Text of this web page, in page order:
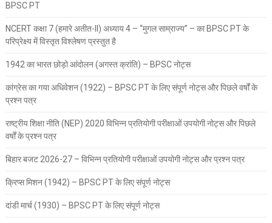
BPSC PT
NCERT कक्षा 7 (हमारे अतीत-II) अध्याय 4 – “मुगल साम्राज्य” – का BPSC PT के
परिप्रेक्ष्य में विस्तृत विश्लेषण प्रस्तुत है
1942 का भारत छोड़ो आंदोलन (अगस्त क्रांति) – BPSC नोट्स
कांग्रेस का गया अधिवेशन (1922) – BPSC PT के लिए संपूर्ण नोट्स और पिछले वर्षों के
प्रश्न पत्र
राष्ट्रीय शिक्षा नीति (NEP) 2020 विभिन्न प्रतियोगी परीक्षाओं उपयोगी नोट्स और पिछले
वर्षों के प्रश्न पत्र
बिहार बजट 2026-27 – विभिन्न प्रतियोगी परीक्षाओं उपयोगी नोट्स और प्रश्न पत्र
क्रिप्स मिशन (1942) – BPSC PT के लिए संपूर्ण नोट्स
दांडी मार्च (1930) – BPSC PT के लिए संपूर्ण नोट्स